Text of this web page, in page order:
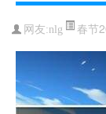
网友:nlg 春节